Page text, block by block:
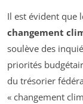
Il est évident que
changement
soulève des
priorités
du trésorier
« changement